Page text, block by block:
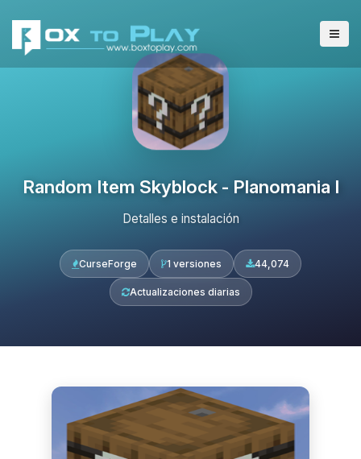
Random Item Skyblock - Planomania I
Detalles e instalación
CurseForge 1 versiones 44,074
Actualizaciones diarias